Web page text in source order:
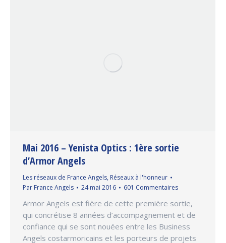
Mai 2016 – Yenista Optics : 1ère sortie
d’Armor Angels
Les réseaux de France Angels, Réseaux à l'honneur
Par France Angels 24 mai 2016 601 Commentaires
Armor Angels est fière de cette première sortie,
qui concrétise 8 années d’accompagnement et de
confiance qui se sont nouées entre les Business
Angels costarmoricains et les porteurs de projets